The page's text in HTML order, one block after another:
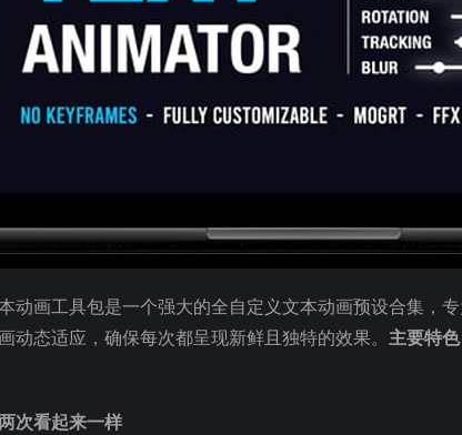
动画工具包是一个强大的全自定义文本动画预设合集
动态适应，确保每次都呈现新鲜且独特的效果。 主要特色
次看起来一样